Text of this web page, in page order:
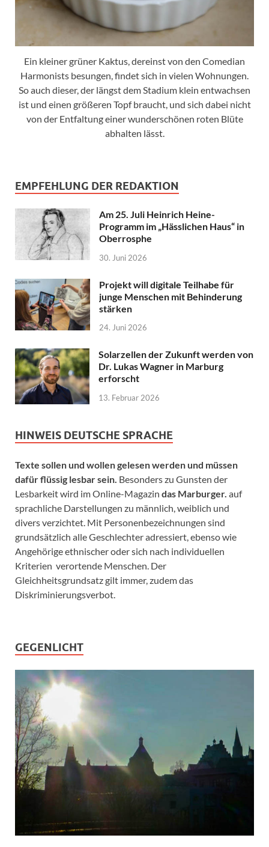
Ein kleiner grüner Kaktus, dereinst von den Comedian
Harmonists besungen, findet sich in vielen Wohnungen.
So auch dieser, der längst dem Stadium klein entwachsen
ist und einen größeren Topf braucht, und sich dabei nicht
von der Entfaltung einer wunderschönen roten Blüte
abhalten lässt.
EMPFEHLUNG DER REDAKTION
Am 25. Juli Heinrich Heine-
Programm im „Hässlichen Haus“ in
Oberrosphe
30. Juni 2026
Projekt will digitale Teilhabe für
junge Menschen mit Behinderung
stärken
24. Juni 2026
Solarzellen der Zukunft werden von
Dr. Lukas Wagner in Marburg
erforscht
13. Februar 2026
HINWEIS DEUTSCHE SPRACHE
Texte sollen und wollen gelesen werden und müssen
dafür flüssig lesbar sein. Besonders zu Gunsten der
Lesbarkeit wird im Online-Magazin das Marburger. auf
sprachliche Darstellungen zu männlich, weiblich und
divers verzichtet. Mit Personenbezeichnungen sind
grundsätzlich alle Geschlechter adressiert, ebenso wie
Angehörige ethnischer oder sich nach individuellen
Kriterien verortende Menschen. Der
Gleichheitsgrundsatz gilt immer, zudem das
Diskriminierungsverbot.
GEGENLICHT